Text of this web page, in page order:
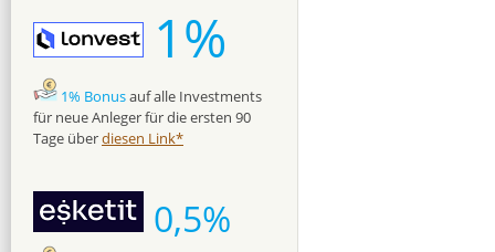
1%
1% Bonusauf alle Investments
für neue Anleger für die ersten 90
Tage überdiesen Link*
0,5%